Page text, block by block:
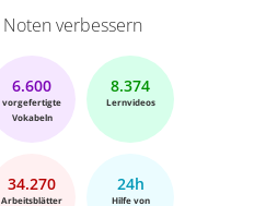
Noten verbessern
6.600
vorgefertigte
Vokabeln
8.374
Lernvideos
34.270
Arbeitsblätter
24h
Hilfe von